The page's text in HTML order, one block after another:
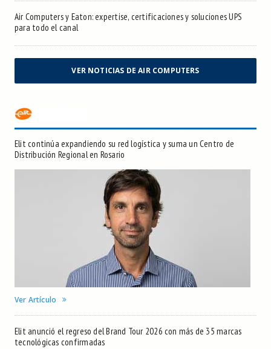
Air Computers y Eaton: expertise, certificaciones y soluciones UPS
para todo el canal
VER NOTICIAS DE AIR COMPUTERS
Elit continúa expandiendo su red logística y suma un Centro de
Distribución Regional en Rosario
Ver Artículo
Elit anunció el regreso del Brand Tour 2026 con más de 35 marcas
tecnológicas confirmadas